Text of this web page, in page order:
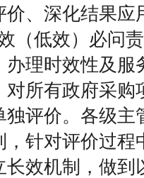
、深化结果应
（低效）必问
理时效性及服
所有政府采购
评价。各级主
针对评价过程
效机制，做到